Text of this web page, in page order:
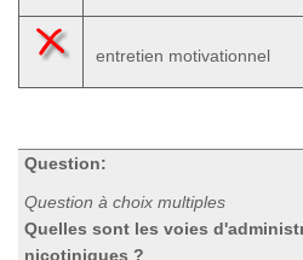
entretien motivationnel
Question:
Question à choix multiples
Quelles sont les voies
nicotiniques ?